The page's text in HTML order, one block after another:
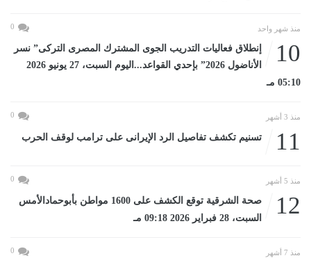
منذ شهر واحد 0
10
إنطلاق فعاليات التدريب الجوى المشترك المصرى التركى” نسر
الأناضول 2026” بإحدي القواعد...اليوم السبت، 27 يونيو 2026
05:10 مـ
منذ 3 أشهر 0
11 تسنيم تكشف تفاصيل الرد الإيرانى على ترامب لوقف الحرب
منذ 5 أشهر 0
12
صحة الشرقية توقع الكشف على 1600 مواطن بأبوحمادالأمس
السبت، 28 فبراير 2026 09:18 مـ
منذ 7 أشهر 0